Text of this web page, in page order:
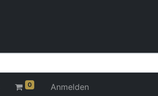
0 Anmelden